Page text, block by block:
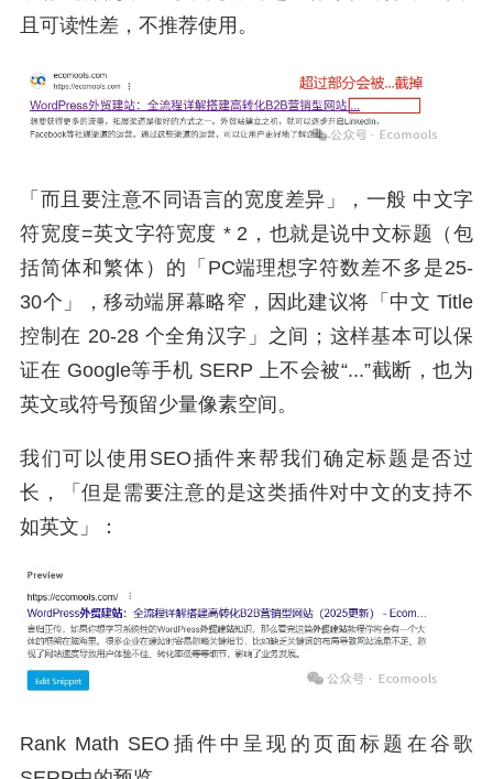
且可读性差，不推荐使用。
「而且要注意不同语言的宽度差异」，一般 中文字
符宽度=英文字符宽度 * 2，也就是说中文标题（包
括简体和繁体）的「PC端理想字符数差不多是25-
30个」，移动端屏幕略窄，因此建议将「中文 Title
控制在 20-28 个全角汉字」之间；这样基本可以保
证在 Google等手机 SERP 上不会被“...”截断，也为
英文或符号预留少量像素空间。
我们可以使用SEO插件来帮我们确定标题是否过
长，「但是需要注意的是这类插件对中文的支持不
如英文」：
Rank Math SEO插件中呈现的页面标题在谷歌